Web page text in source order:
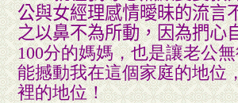
公與女經理感情曖昧的流言
之以鼻不為所動，因為捫心
100分的媽媽，也是讓老公
能撼動我在這個家庭的地位
裡的地位！